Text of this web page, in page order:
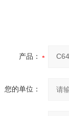
产品：
您的单位：